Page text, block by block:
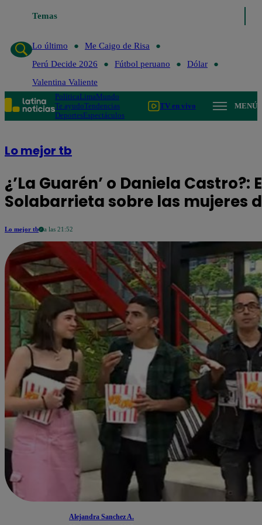
Temas
Lo último
Me Caigo de Risa
Perú Decide 2026
Fútbol peruano
Dólar
Valentina Valiente
PolíticaLimaMundo
Te ayudoTendencias
DeportesEspectáculos
TV en vivo MENÚ
Lo mejor tb
¿’La Guarén’ o Daniela
Solabarrieta sobre las mujeres
Lo mejor tb a las 21:52
Alejandra Sanchez A.